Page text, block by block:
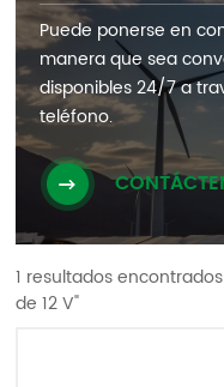
Puede ponerse en
manera que sea
disponibles 24/7 a
teléfono.
1 resultados
de 12 V"